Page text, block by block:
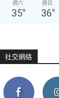
週六
35°
週日
36°
社交網絡